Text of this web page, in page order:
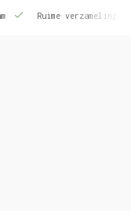
Ruime verzameling